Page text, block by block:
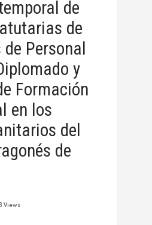
de
de
Personal
y
Formación
en los
del
de
Views